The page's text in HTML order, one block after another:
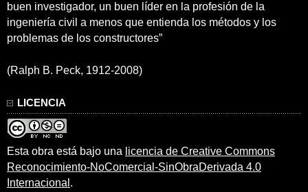
buen investigador, un buen líder en la profesión de la
ingeniería civil a menos que entienda los métodos y los
problemas de los constructores”
(Ralph B. Peck, 1912-2008)
LICENCIA
Esta obra está bajo una licencia de Creative Commons
Reconocimiento-NoComercial-SinObraDerivada 4.0
Internacional .